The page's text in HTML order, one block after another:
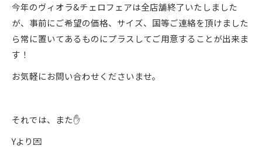
今年のヴィオラ&チェロフェアは全店舗終了いたしました
が、事前にご希望の価格、サイズ、国等ご連絡を頂けました
ら常に置いてあるものにプラスしてご用意することが出来ま
す！
お気軽にお問い合わせくださいませ。
それでは、また✋
Yより💌